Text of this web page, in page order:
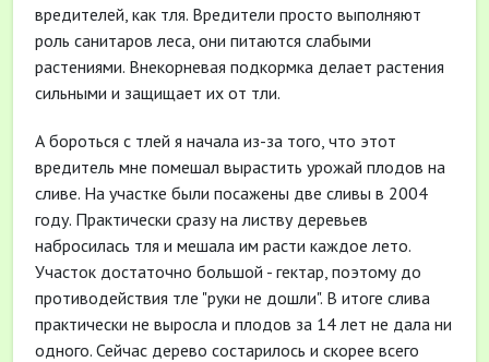
вредителей, как тля. Вредители просто выполняют
роль санитаров леса, они питаются слабыми
растениями. Внекорневая подкормка делает растения
сильными и защищает их от тли.
А бороться с тлей я начала из-за того, что этот
вредитель мне помешал вырастить урожай плодов на
сливе. На участке были посажены две сливы в 2004
году. Практически сразу на листву деревьев
набросилась тля и мешала им расти каждое лето.
Участок достаточно большой - гектар, поэтому до
противодействия тле "руки не дошли". В итоге слива
практически не выросла и плодов за 14 лет не дала ни
одного. Сейчас дерево состарилось и скорее всего